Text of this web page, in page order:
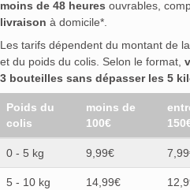
moins de 48 heures ouvrables,
livraison à domicile*.
Les tarifs dépendent du montant de
et du poids du colis. Selon le format,
3 bouteilles sans dépasser les 5
Poids du
colis
moins de
100€
0 - 5 kg 9,99€
5 - 10 kg 14,99€